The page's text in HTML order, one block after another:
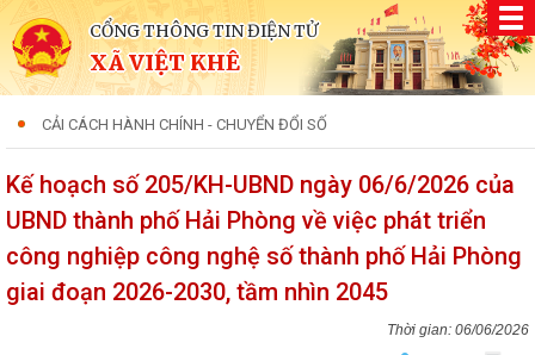
CỔNG THÔNG TIN ĐIỆN TỬ
XÃ VIỆT KHÊ
CẢI CÁCH HÀNH CHÍNH - CHUYỂN ĐỔI SỐ
Kế hoạch số 205/KH-UBND ngày 06/6/2026 của
UBND thành phố Hải Phòng về việc phát triển
công nghiệp công nghệ số thành phố Hải Phòng
giai đoạn 2026-2030, tầm nhìn 2045
06/06/2026